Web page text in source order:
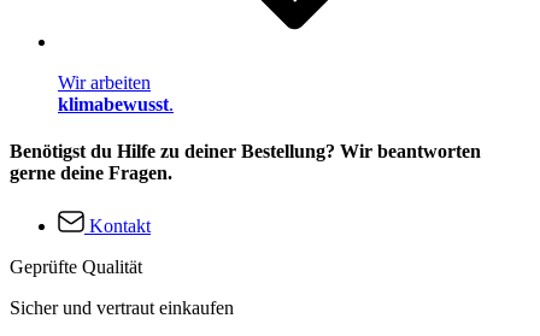
Wir arbeiten
klimabewusst.
Benötigst du Hilfe zu deiner Bestellung? Wir beantworten
gerne deine Fragen.
Kontakt
Geprüfte Qualität
Sicher und vertraut einkaufen